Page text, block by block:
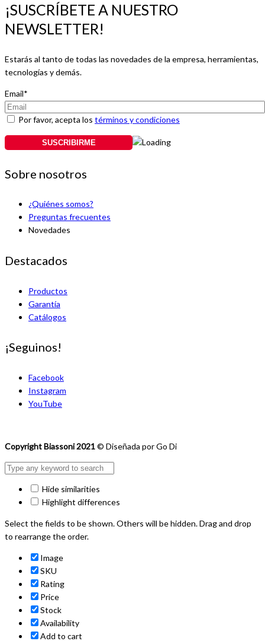
¡SUSCRÍBETE A NUESTRO
NEWSLETTER!
Estarás al tanto de todas las novedades de la empresa, herramientas,
tecnologías y demás.
Email*
Por favor, acepta los términos y condiciones
Sobre nosotros
¿Quiénes somos?
Preguntas frecuentes
Novedades
Destacados
Productos
Garantía
Catálogos
¡Seguinos!
Facebook
Instagram
YouTube
Copyright Biassoni 2021© Diseñada por Go Di
Hide similarities
Highlight differences
Select the fields to be shown. Others will be hidden. Drag and drop
to rearrange the order.
Image
SKU
Rating
Price
Stock
Availability
Add to cart